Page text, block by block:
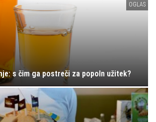
OGLAS
s čim ga postreči za popoln užitek?